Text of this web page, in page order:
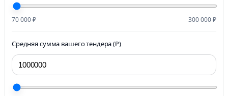
70 000 ₽ 300 000 ₽
Средняя сумма вашего тендера (₽)